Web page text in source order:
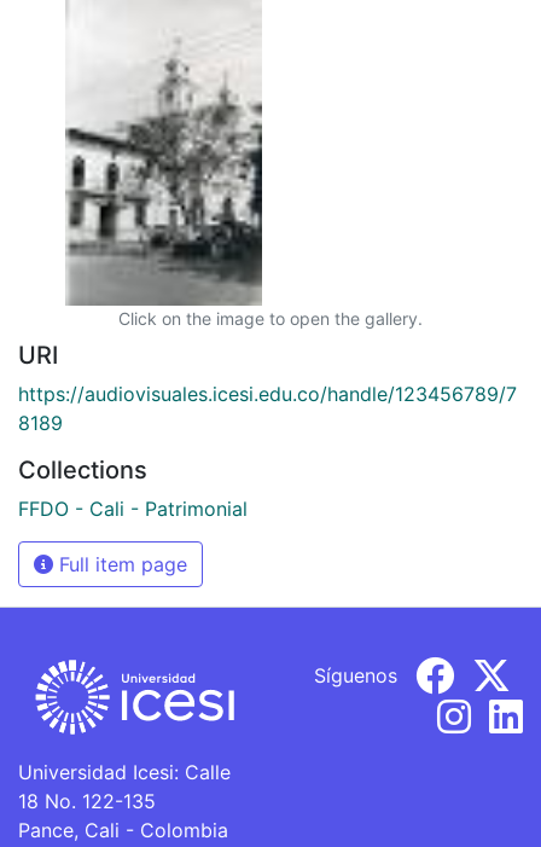
Click on the image to open the gallery.
URI
https://audiovisuales.icesi.edu.co/handle/123456789/7
8189
Collections
FFDO - Cali - Patrimonial
Full item page
Universidad Icesi: Calle
18 No. 122-135
Pance, Cali - Colombia
Síguenos